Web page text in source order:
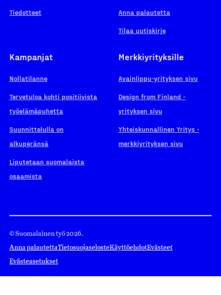
Tiedotteet Anna palautetta
Tilaa uutiskirje
Kampanjat
Nollatilanne
Tervetuloa kohti positiivista
työelämäpuhetta
Suunnittelulla on
alkuperänsä
Liputetaan suomalaista
osaamista
Merkkiyrityksille
Avainlippu-yrityksen sivu
Design from Finland -
yrityksen sivu
Yhteiskunnallinen Yritys -
merkkiyrityksen sivu
© Suomalainen työ 2026.
Anna palautettaTietosuojaselosteKäyttöehdotEvästeet
Evästeasetukset